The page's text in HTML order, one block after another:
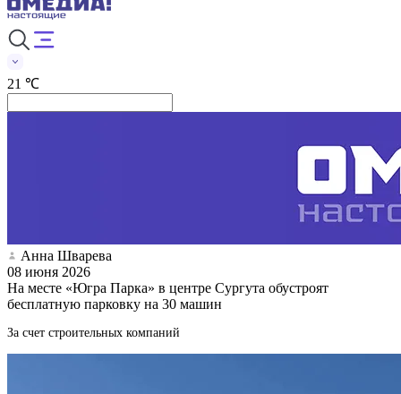
21 ℃
Анна Шварева
08 июня 2026
На месте «Югра Парка» в центре Сургута обустроят
бесплатную парковку на 30 машин
За счет строительных компаний